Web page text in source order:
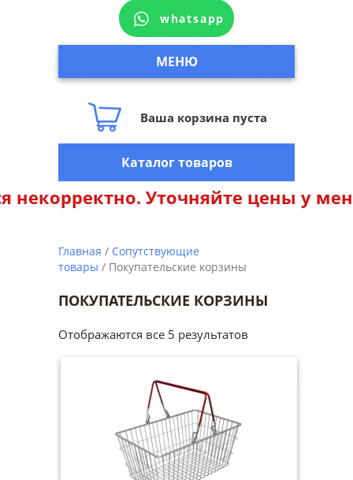
whatsapp
МЕНЮ
Ваша корзина пуста
Уточняйте цены у
Каталог товаров
Главная / Сопутствующие
товары / Покупательские корзины
ПОКУПАТЕЛЬСКИЕ КОРЗИНЫ
Отображаются все 5 результатов